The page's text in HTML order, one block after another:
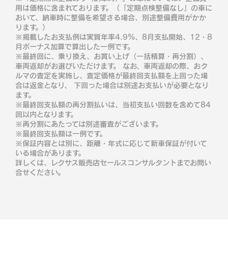
用は価格に含まれております。（「定期点検整備なし」の車に
おいて、納車時に整備を希望さる場合、別途整備費用がかか
ります。）
※掲載したお支払例は実質年率4.9％、8月支払開始、12・8
月ボーナス加算で算出した一例です。
※最終回に、乗り換え、お買い上げ（一括精算・再分割）、
車両返却がお選びいただけます。 なお、車両返却の際、おク
ルマの査定を実施し、査定価格が最終回支払額を上回った場
合は返金となり、 下回った場合は別途お支払いが必要となり
ます。
※最終回支払額の再分割払いは、当初支払い回数を含めて84
回以内となります。
※再分割にあたっては別途審査がございます。
※最終回支払額は一例です。
※保証内容とは別に、距離・年式に応じて新車保証が付いて
いる場合があります。
詳しくは、レクサス販売店セールスコンサルタントまでお問い
合せください。